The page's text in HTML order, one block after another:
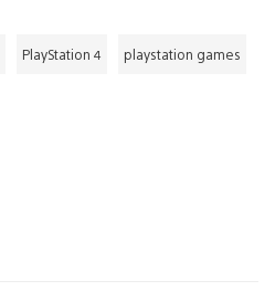
PlayStation 4 playstation games